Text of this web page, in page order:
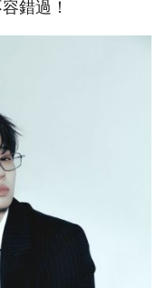
錯過！